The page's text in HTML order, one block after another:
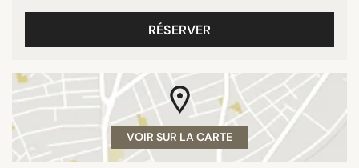
RÉSERVER
VOIR SUR LA CARTE